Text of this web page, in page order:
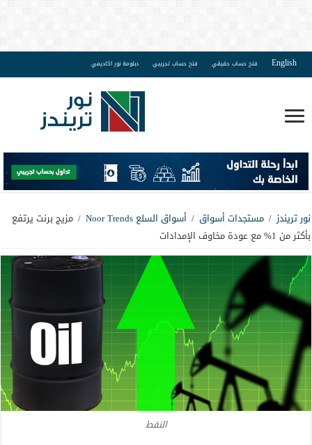
English فتح حساب حقيقي فتح حساب تجريبي دبلومة نور اكاديمي
نور تريندز / مستجدات أسواق / أسواق السلع Noor Trends / مزيج برنت يرتفع
بأكثر من 1% مع عودة مخاوف الإمدادات
النفط